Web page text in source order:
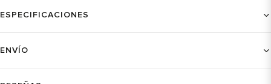
ESPECIFICACIONES
ENVÍO